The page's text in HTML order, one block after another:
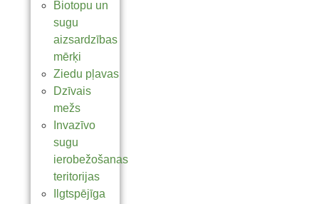
Biotopu un
sugu
aizsardzības
mērķi
Ziedu pļavas
Dzīvais
mežs
Invazīvo
sugu
ierobežošanas
teritorijas
Ilgtspējīga